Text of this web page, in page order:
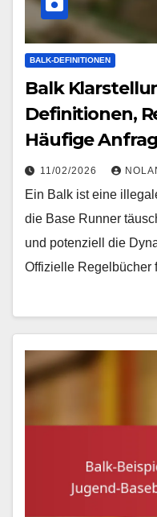
BALK-DEFINITIONEN
Balk
Definitionen,
Häufige
11/02/2026
Ein Balk ist eine
die Base Runner
und potenziell die
Offizielle